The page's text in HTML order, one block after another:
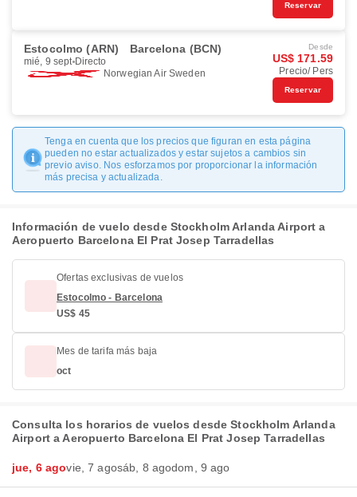
Reservar
Estocolmo (ARN) Barcelona (BCN)
mié, 9 sept Directo
Norwegian Air Sweden
Desde
US$ 171.59
Precio/ Pers
Reservar
Tenga en cuenta que los precios que figuran en esta página
pueden no estar actualizados y estar sujetos a cambios sin
previo aviso. Nos esforzamos por proporcionar la información
más precisa y actualizada.
Información de vuelo desde Stockholm Arlanda Airport a
Aeropuerto Barcelona El Prat Josep Tarradellas
Ofertas exclusivas de vuelos
Estocolmo - Barcelona
US$ 45
Mes de tarifa más baja
oct
Consulta los horarios de vuelos desde Stockholm Arlanda
Airport a Aeropuerto Barcelona El Prat Josep Tarradellas
jue, 6 agovie, 7 agosáb, 8 agodom, 9 ago